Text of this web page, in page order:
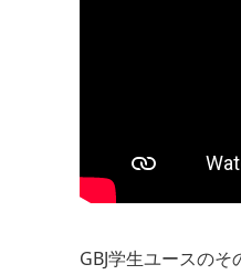
GBJ学生ユースの